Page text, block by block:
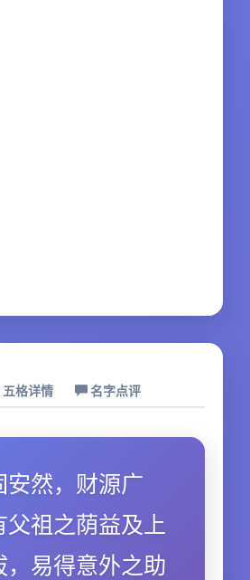
五格详情 名字点评
安然，财源广
父祖之荫益及上
，易得意外之助